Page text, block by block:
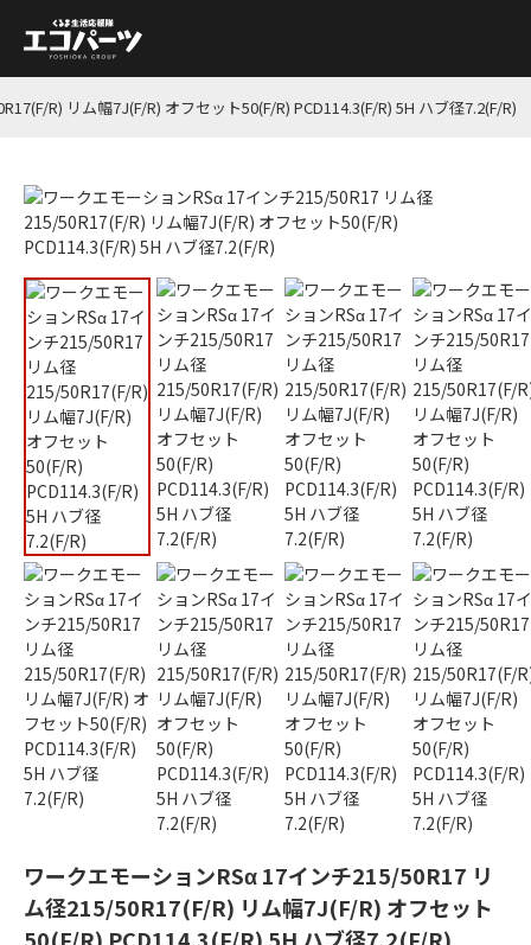
R) リム幅7J(F/R) オフセット50(F/R) PCD114.3(F/R) 5H ハブ径7.2(F/R)
ワークエモーションRSα 17インチ215/50R17 リ
ム径215/50R17(F/R) リム幅7J(F/R) オフセット